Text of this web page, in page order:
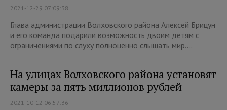
2021-12-29 07:09:38
Глава администрации Волховского района Алексей Брицун
и его команда подарили возможность двоим детям с
ограничениями по слуху полноценно слышать мир....
На улицах Волховского района установят
камеры за пять миллионов рублей
2021-10-12 06:57:36